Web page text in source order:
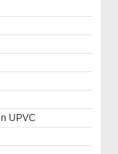
UPVC